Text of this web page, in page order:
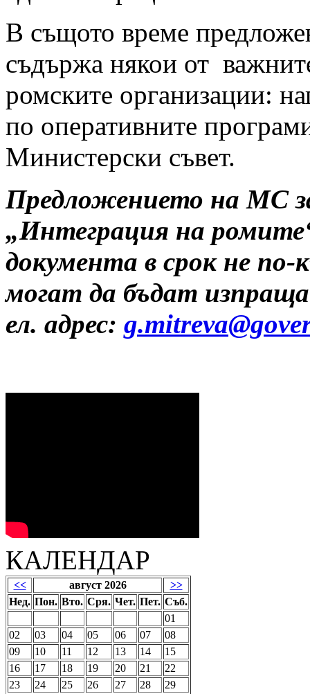
В същото време
съдържа някои от
ромските организации:
по оперативните
Министерски съвет.
Предложението на МС
„Интеграция на
документа в срок не
могат да бъдат
ел. адрес:
КАЛЕНДАР
<< август 2026
>>
Нед. Пон. Вто. Сря. Чет. Пет. Съб.
01
02
03 04 05 06 07
08
09
10 11 12 13 14
15
16
17 18 19 20 21
22
23
24 25 26 27 28
29